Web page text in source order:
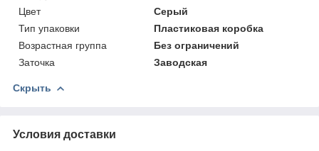
Цвет
Серый
Тип упаковки
Пластиковая коробка
Возрастная группа
Без ограничений
Заточка
Заводская
Скрыть
Условия доставки